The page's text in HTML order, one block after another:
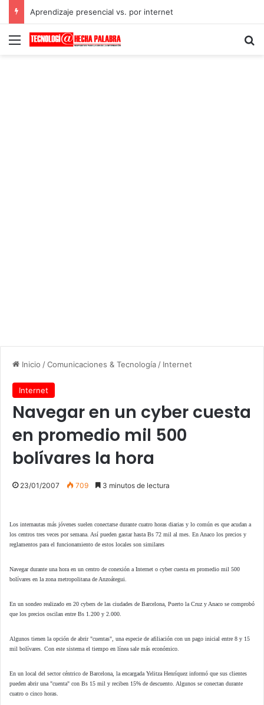
Aprendizaje presencial vs. por internet
Menú
Inicio /Comunicaciones & Tecnología / Internet
Internet
Navegar en un cyber cuesta
en promedio mil 500
bolívares la hora
23/01/2007 709 3 minutos de lectura
Los internautas más jóvenes suelen conectarse durante cuatro horas diarias y lo común es que acudan a
los centros tres veces por semana. Así pueden gastar hasta Bs 72 mil al mes. En Anaco los precios y
reglamentos para el funcionamiento de estos locales son similares
Navegar durante una hora en un centro de conexión a Internet o cyber cuesta en promedio mil 500
bolívares en la zona metropolitana de Anzoátegui.
En un sondeo realizado en 20 cybers de las ciudades de Barcelona, Puerto la Cruz y Anaco se comprobó
que los precios oscilan entre Bs 1.200 y 2.000.
Algunos tienen la opción de abrir "cuentas", una especie de afiliación con un pago inicial entre 8 y 15
mil bolívares. Con este sistema el tiempo en línea sale más económico.
En un local del sector céntrico de Barcelona, la encargada Yelitza Henríquez informó que sus clientes
pueden abrir una "cuenta" con Bs 15 mil y reciben 15% de descuento. Algunos se conectan durante
cuatro o cinco horas.